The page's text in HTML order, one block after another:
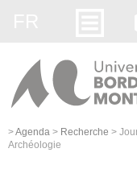
>Agenda > Recherche >
Archéologie